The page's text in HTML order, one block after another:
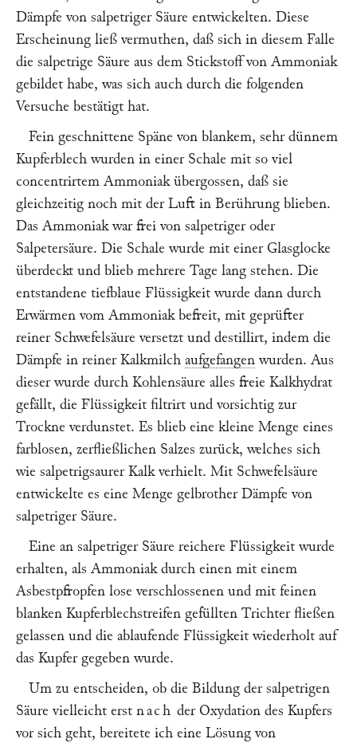
Dämpfe von salpetriger Säure entwickelten. Diese
Erscheinung ließ vermuthen, daß sich in diesem Falle
die salpetrige Säure aus dem Stickstoff von Ammoniak
gebildet habe, was sich auch durch die folgenden
Versuche bestätigt hat.
Fein geschnittene Späne von blankem, sehr dünnem
Kupferblech wurden in einer Schale mit so viel
concentrirtem Ammoniak übergossen, daß sie
gleichzeitig noch mit der Luft in Berührung blieben.
Das Ammoniak war frei von salpetriger oder
Salpetersäure. Die Schale wurde mit einer Glasglocke
überdeckt und blieb mehrere Tage lang stehen. Die
entstandene tiefblaue Flüssigkeit wurde dann durch
Erwärmen vom Ammoniak befreit, mit geprüfter
reiner Schwefelsäure versetzt und destillirt, indem die
Dämpfe in reiner Kalkmilch aufgefangen wurden. Aus
dieser wurde durch Kohlensäure alles freie Kalkhydrat
gefällt, die Flüssigkeit filtrirt und vorsichtig zur
Trockne verdunstet. Es blieb eine kleine Menge eines
farblosen, zerfließlichen Salzes zurück, welches sich
wie salpetrigsaurer Kalk verhielt. Mit Schwefelsäure
entwickelte es eine Menge gelbrother Dämpfe von
salpetriger Säure.
Eine an salpetriger Säure reichere Flüssigkeit wurde
erhalten, als Ammoniak durch einen mit einem
Asbestpfropfen lose verschlossenen und mit feinen
blanken Kupferblechstreifen gefüllten Trichter fließen
gelassen und die ablaufende Flüssigkeit wiederholt auf
das Kupfer gegeben wurde.
Um zu entscheiden, ob die Bildung der salpetrigen
Säure vielleicht erst nach der Oxydation des Kupfers
vor sich geht, bereitete ich eine Lösung von